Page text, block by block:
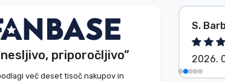
priporočljivo”
več deset tisoč nakupov in
V. Éva Kupec
2026. 08. 06.
S.
2026.